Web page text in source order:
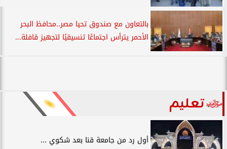
بالتعاون مع صندوق تحيا مصر..محافظ البحر
الأحمر يترأس اجتماعًا تنسيقيًا لتجهيز قافلة...
تعليم
أول رد من جامعة قنا بعد شكوي ...